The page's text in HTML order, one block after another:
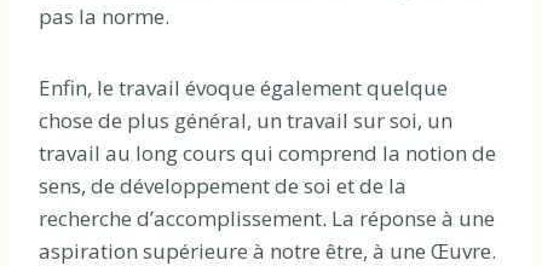
pas la norme.
Enfin, le travail évoque également quelque
chose de plus général, un travail sur soi, un
travail au long cours qui comprend la notion de
sens, de développement de soi et de la
recherche d’accomplissement. La réponse à une
aspiration supérieure à notre être, à une Œuvre.